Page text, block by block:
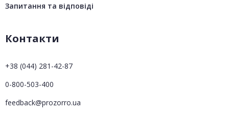
Запитання та відповіді
Контакти
+38 (044) 281-42-87
0-800-503-400
feedback@prozorro.ua